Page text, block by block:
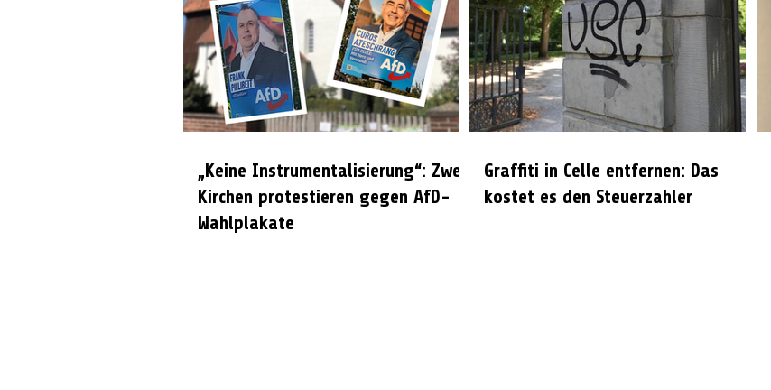
„Keine Instrumentalisierung“: Zwei
Kirchen protestieren gegen AfD-
Wahlplakate
Graffiti in Celle entfernen: Das
kostet es den Steuerzahler